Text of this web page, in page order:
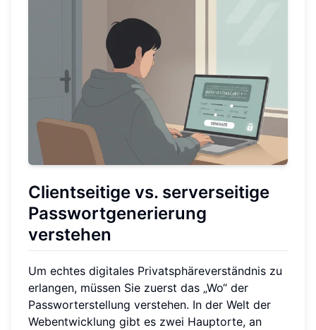
Clientseitige vs. serverseitige
Passwortgenerierung
verstehen
Um echtes digitales Privatsphäreverständnis zu
erlangen, müssen Sie zuerst das „Wo“ der
Passworterstellung verstehen. In der Welt der
Webentwicklung gibt es zwei Hauptorte, an